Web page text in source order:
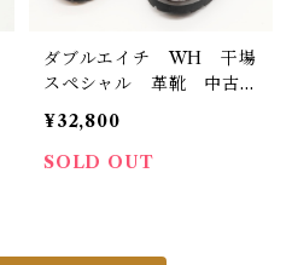
ダブルエイチ WH 干場
スペシャル 革靴 中古
メンズ ダブルモンクスト
ラップ サイズ 65
¥32,800
SOLD OUT